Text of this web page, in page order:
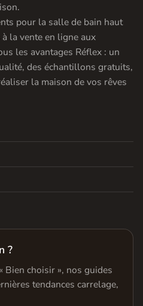
pour la salle de bain haut
la vente en ligne aux
les avantages Réflex : un
des échantillons gratuits,
la maison de vos rêves
?
Bien choisir », nos guides
tendances carrelage,